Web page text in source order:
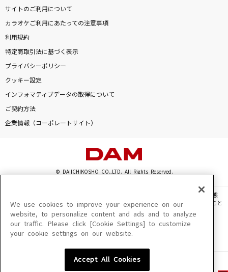
サイトのご利用について
カラオケご利用にあたっての注意事項
利用規約
特定商取引法に基づく表示
プライバシーポリシー
クッキー設定
インフォマティブデータの取得について
ご契約方法
企業情報（コーポレートサイト）
© DAIICHIKOSHO CO.,LTD. All Rights Reserved.
このサイトに掲載されている一切の文章・画像・写真・動画・音声等を、手段や形態
を問わず、著作権法の定める範囲を超えて無断で複製、転載、ファイル化などすること
を禁じます。
楽曲及びコンテンツは、機種によりご利用いただけない場合があります。
楽曲及びコンテンツの配信日、配信内容が変更になる場合があります。
We use cookies to improve your experience on our
website, to personalize content and ads and to analyze
our traffic. Please click [Cookie Settings] to customize
your cookie settings on our website.
Accept All Cookies